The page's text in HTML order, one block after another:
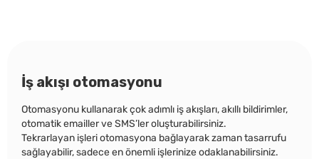
İş akışı otomasyonu
Otomasyonu kullanarak çok adımlı iş akışları, akıllı bildirimler,
otomatik emailler ve SMS’ler oluşturabilirsiniz.
Tekrarlayan işleri otomasyona bağlayarak zaman tasarrufu
sağlayabilir, sadece en önemli işlerinize odaklanabilirsiniz.